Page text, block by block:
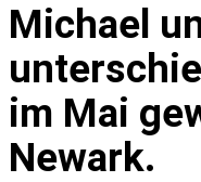
Michael
im Mai
Newark.